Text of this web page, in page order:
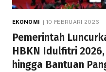
EKONOMI 10 FEBRUARI 2026
Pemerintah
HBKN Idulfitri
hingga Bantuan